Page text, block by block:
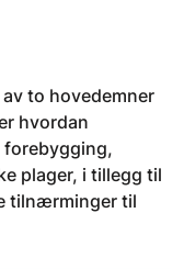
to hovedemner
hvordan
forebygging,
plager, i tillegg til
tilnærminger til